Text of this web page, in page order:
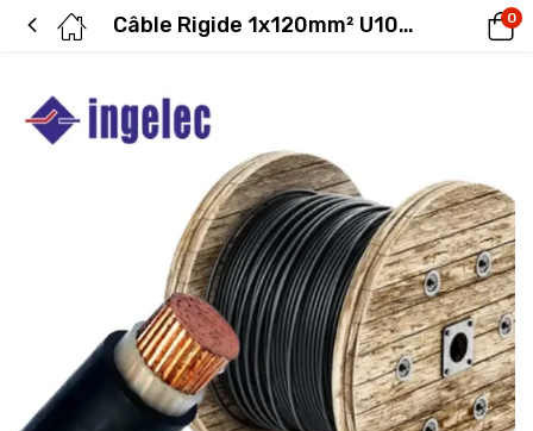
Câble Rigide 1x120mm² U1000 R2V INGELEC 0